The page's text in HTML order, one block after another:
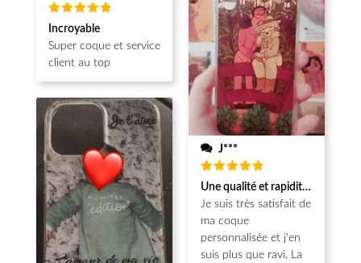
Note5
sur 5
Incroyable
Super coque et service
client au top
J***
Note5
sur 5
Une qualité et rapidité au top!
Je suis très satisfait de
ma coque
personnalisée et j'en
suis plus que ravi. La